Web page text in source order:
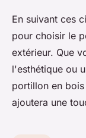
En suivant ces
pour choisir le
extérieur. Que
l'esthétique ou
portillon en
ajoutera une